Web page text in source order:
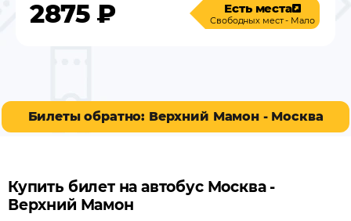
2875₽ Есть места
Свободных мест - Мало
Билеты обратно: Верхний Мамон - Москва
Купить билет на автобус Москва -
Верхний Мамон